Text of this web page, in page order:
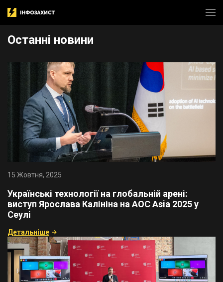
Останнi новини
15 Жовтня, 2025
​Українські технології на глобальній арені:
виступ Ярослава Калініна на AOC Asia 2025 у
Сеулі
Детальнiше